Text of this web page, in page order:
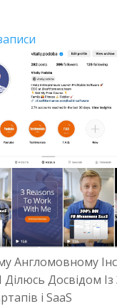
Англомовному
Ділюсь Досвідом Із
і SaaS